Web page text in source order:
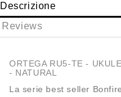
Descrizione
Reviews
ORTEGA RU5-TE -
- NATURAL
La serie best seller